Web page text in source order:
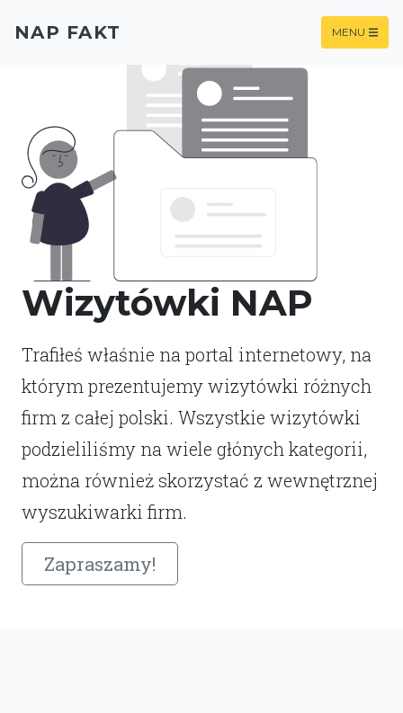
Wizytówki NAP
Trafiłeś właśnie na portal internetowy, na
którym prezentujemy wizytówki różnych
firm z całej polski. Wszystkie wizytówki
podzieliliśmy na wiele głónych kategorii,
można również skorzystać z wewnętrznej
wyszukiwarki firm.
Zapraszamy!
NAP FAKT MENU